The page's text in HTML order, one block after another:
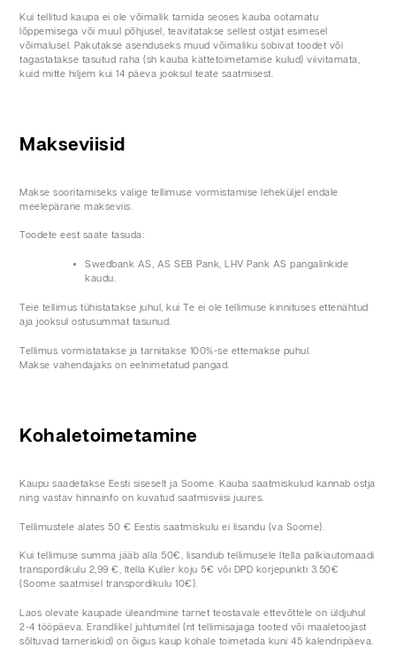
Kui tellitud kaupa ei ole võimalik tarnida seoses kauba ootamatu
lõppemisega või muul põhjusel, teavitatakse sellest ostjat esimesel
võimalusel. Pakutakse asenduseks muud võimaliku sobivat toodet või
tagastatakse tasutud raha (sh kauba kättetoimetamise kulud) viivitamata,
kuid mitte hiljem kui 14 päeva jooksul teate saatmisest.
Makseviisid
Makse sooritamiseks valige tellimuse vormistamise leheküljel endale
meelepärane makseviis.
Toodete eest saate tasuda:
Swedbank AS, AS SEB Pank, LHV Pank AS pangalinkide
kaudu.
Teie tellimus tühistatakse juhul, kui Te ei ole tellimuse kinnituses ettenähtud
aja jooksul ostusummat tasunud.
Tellimus vormistatakse ja tarnitakse 100%-se ettemakse puhul.
Makse vahendajaks on eelnimetatud pangad.
Kohaletoimetamine
Kaupu saadetakse Eesti siseselt ja Soome. Kauba saatmiskulud kannab ostja
ning vastav hinnainfo on kuvatud saatmisviisi juures.
Tellimustele alates 50 € Eestis saatmiskulu ei lisandu (va Soome).
Kui tellimuse summa jääb alla 50€, lisandub tellimusele Itella palkiautomaadi
transpordikulu 2,99 €, Itella Kuller koju 5€ või DPD korjepunkti 3.50€
(Soome saatmisel transpordikulu 10€).
Laos olevate kaupade üleandmine tarnet teostavale ettevõttele on üldjuhul
2-4 tööpäeva. Erandlikel juhtumitel (nt tellimisajaga tooted või maaletoojast
sõltuvad tarneriskid) on õigus kaup kohale toimetada kuni 45 kalendripäeva.